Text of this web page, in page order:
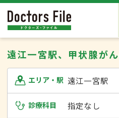
遠江一宮駅、甲状腺がん
エリア・駅 遠江一宮駅
診療科目 指定なし